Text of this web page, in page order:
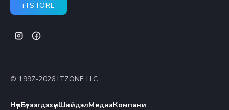
iTSTORE
© 1997-2026 ITZONE LLC
НүүрБүтээгдэхүүнШийдэлМедиаКомпани